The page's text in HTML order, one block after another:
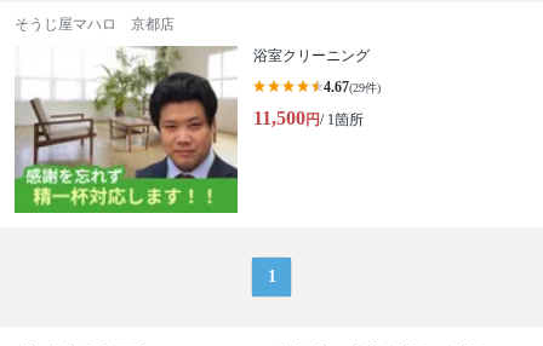
そうじ屋マハロ 京都店
浴室クリーニング
4.67(29件)
11,500円/ 1箇所
1